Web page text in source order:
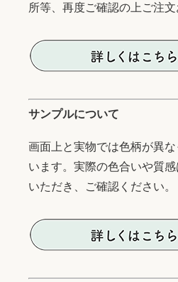
所等、再度ご確認の上ご注文
サンプルについて
画面上と実物では色柄が異
います。実際の色合いや質
いただき、ご確認ください。